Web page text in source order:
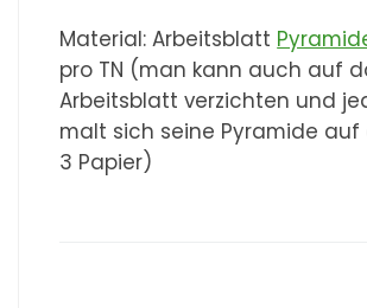
Material: Arbeitsblatt
pro TN (man kann auch auf
Arbeitsblatt verzichten und
malt sich seine Pyramide auf
3 Papier)